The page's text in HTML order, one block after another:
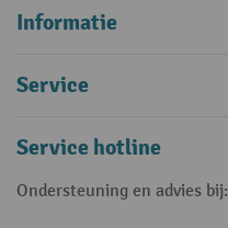
Informatie
Service
Service hotline
Ondersteuning en advies bij: